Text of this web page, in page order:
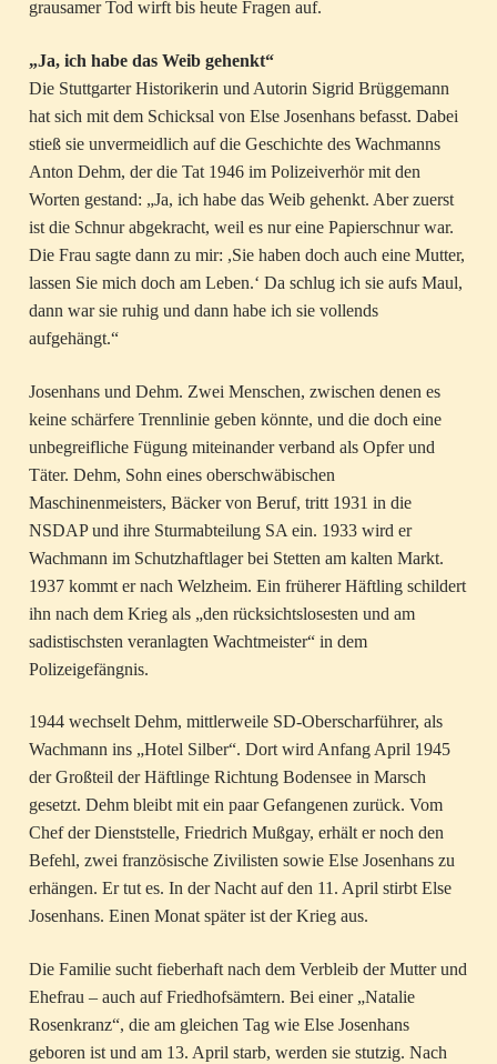
grausamer Tod wirft bis heute Fragen auf.
„Ja, ich habe das Weib gehenkt“
Die Stuttgarter Historikerin und Autorin Sigrid Brüggemann
hat sich mit dem Schicksal von Else Josenhans befasst. Dabei
stieß sie unvermeidlich auf die Geschichte des Wachmanns
Anton Dehm, der die Tat 1946 im Polizeiverhör mit den
Worten gestand: „Ja, ich habe das Weib gehenkt. Aber zuerst
ist die Schnur abgekracht, weil es nur eine Papierschnur war.
Die Frau sagte dann zu mir: ,Sie haben doch auch eine Mutter,
lassen Sie mich doch am Leben.‘ Da schlug ich sie aufs Maul,
dann war sie ruhig und dann habe ich sie vollends
aufgehängt.“
Josenhans und Dehm. Zwei Menschen, zwischen denen es
keine schärfere Trennlinie geben könnte, und die doch eine
unbegreifliche Fügung miteinander verband als Opfer und
Täter. Dehm, Sohn eines oberschwäbischen
Maschinenmeisters, Bäcker von Beruf, tritt 1931 in die
NSDAP und ihre Sturmabteilung SA ein. 1933 wird er
Wachmann im Schutzhaftlager bei Stetten am kalten Markt.
1937 kommt er nach Welzheim. Ein früherer Häftling schildert
ihn nach dem Krieg als „den rücksichtslosesten und am
sadistischsten veranlagten Wachtmeister“ in dem
Polizeigefängnis.
1944 wechselt Dehm, mittlerweile SD-Oberscharführer, als
Wachmann ins „Hotel Silber“. Dort wird Anfang April 1945
der Großteil der Häftlinge Richtung Bodensee in Marsch
gesetzt. Dehm bleibt mit ein paar Gefangenen zurück. Vom
Chef der Dienststelle, Friedrich Mußgay, erhält er noch den
Befehl, zwei französische Zivilisten sowie Else Josenhans zu
erhängen. Er tut es. In der Nacht auf den 11. April stirbt Else
Josenhans. Einen Monat später ist der Krieg aus.
Die Familie sucht fieberhaft nach dem Verbleib der Mutter und
Ehefrau – auch auf Friedhofsämtern. Bei einer „Natalie
Rosenkranz“, die am gleichen Tag wie Else Josenhans
geboren ist und am 13. April starb, werden sie stutzig. Nach